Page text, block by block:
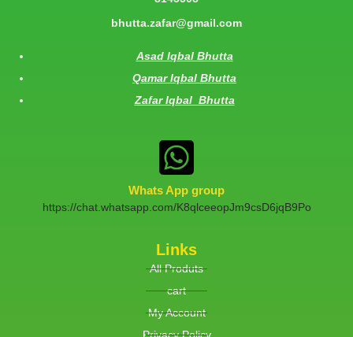
bhutta.zafar@gmail.com
Asad Iqbal Bhutta
Qamar Iqbal Bhutta
Zafar Iqbal Bhutta
Whats App group
https://chat.whatsapp.com/K8qlceeopJm9csD6jqB9Po
Links
All Produts
cart
My Account